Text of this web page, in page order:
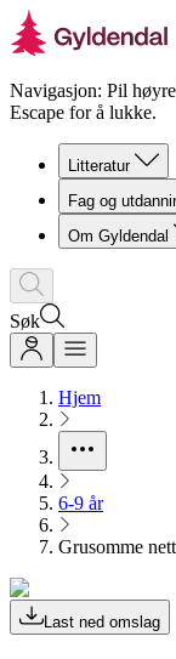
Navigasjon: Pil
Escape for å lukke.
Litteratur
Fag og
Om Gyldendal
Søk
Hjem
6-9 år
Grusomme
Last ned omslag